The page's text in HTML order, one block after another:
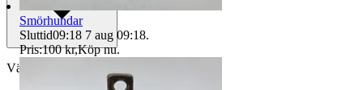
Välj till köparskydd
Smörhundar
Sluttid09:18 7 aug 09:18.
Pris:100 kr,Köp nu.